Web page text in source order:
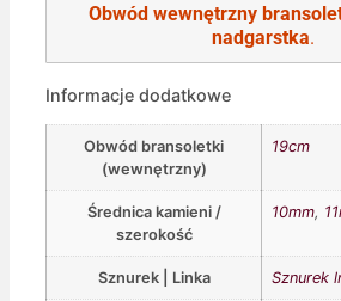
Obwód wewnętrzny
nadgarstka.
Informacje dodatkowe
Obwód bransoletki
(wewnętrzny)
19cm
Średnica kamieni /
szerokość
10mm,
Sznurek | Linka Sznurek